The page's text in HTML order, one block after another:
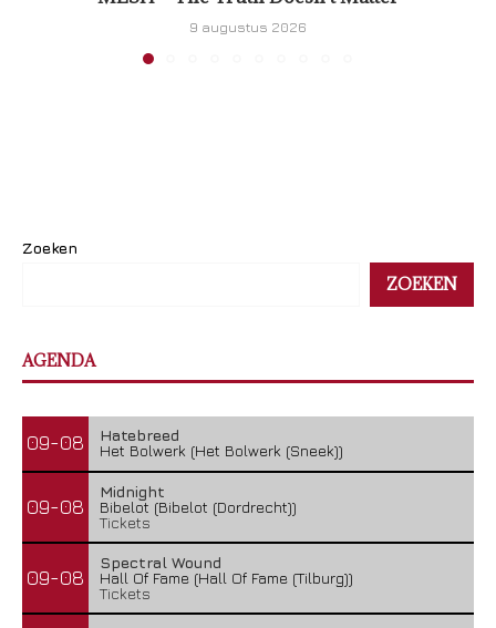
9 augustus 2026
Zoeken
ZOEKEN
AGENDA
09-08
Hatebreed
Het Bolwerk (Het Bolwerk (Sneek))
09-08
Midnight
Bibelot (Bibelot (Dordrecht))
Tickets
09-08
Spectral Wound
Hall Of Fame (Hall Of Fame (Tilburg))
Tickets